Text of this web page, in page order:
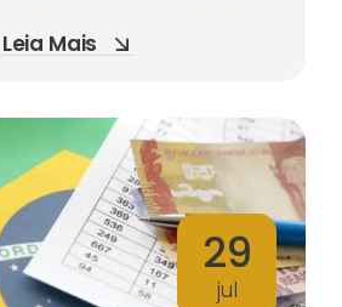
Leia Mais
29
jul